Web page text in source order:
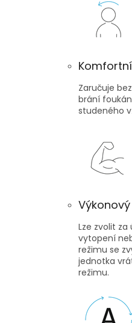
Zaručuje
brání
studeného
Lze zvolit
vytopení
režimu se
jednotka
režimu.